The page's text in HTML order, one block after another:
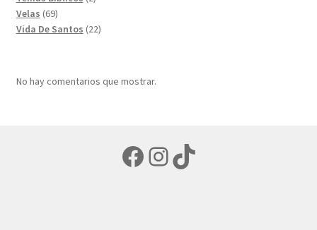
Velas 6969
productos
Vida De Santos 2222
No hay comentarios que mostrar.
Facebook
Instagram
TikTok